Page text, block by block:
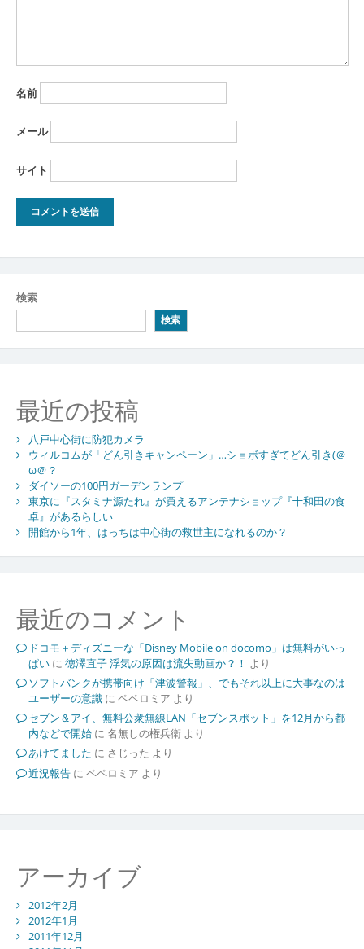
名前
メール
サイト
検索
検索
最近の投稿
八戸中心街に防犯カメラ
ウィルコムが「どん引きキャンペーン」…ショボすぎてどん引き(＠
ω＠？
ダイソーの100円ガーデンランプ
東京に『スタミナ源たれ』が買えるアンテナショップ『十和田の食
卓』があるらしい
開館から1年、はっちは中心街の救世主になれるのか？
最近のコメント
ドコモ＋ディズニーな「Disney Mobile on docomo」は無料がいっ
ぱいに 徳澤直子 浮気の原因は流失動画か？！ より
ソフトバンクが携帯向け「津波警報」、でもそれ以上に大事なのは
ユーザーの意識に ペペロミア より
セブン＆アイ、無料公衆無線LAN「セブンスポット」を12月から都
内などで開始に 名無しの権兵衛より
あけてました に さじった より
近況報告に ペペロミア より
アーカイブ
2012年2月
2012年1月
2011年12月